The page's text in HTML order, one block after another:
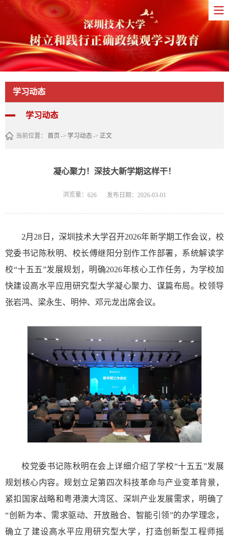
学习动态
学习动态
当前位置： 首页 -> 学习动态-> 正文
凝心聚力！深技大新学期这样干！
浏览量： 626 发布日期：2026-03-01
2月28日，深圳技术大学召开2026年新学期工作会议，校
党委书记陈秋明、校长傅继阳分别作工作部署，系统解读学
校“十五五”发展规划，明确2026年核心工作任务，为学校加
快建设高水平应用研究型大学凝心聚力、谋篇布局。校领导
张岩鸿、梁永生、明仲、邓元龙出席会议。
校党委书记陈秋明在会上详细介绍了学校“十五五”发展
规划核心内容。规划立足第四次科技革命与产业变革背景，
紧扣国家战略和粤港澳大湾区、深圳产业发展需求，明确了
“创新为本、需求驱动、开放融合、智能引领”的办学理念，
确立了建设高水平应用研究型大学，打造创新型工程师摇